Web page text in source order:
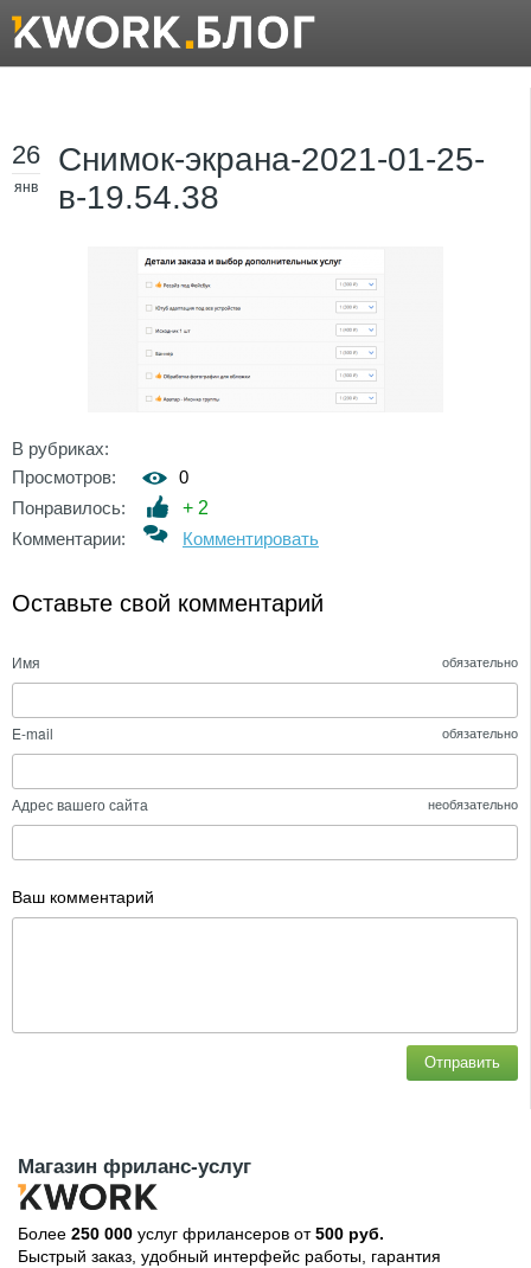
26
янв
Снимок-экрана-2021-01-25-
в-19.54.38
В рубриках:
Просмотров:
0
Понравилось:
+ 2
Комментарии:
Комментировать
Оставьте свой комментарий
Имя обязательно
E-mail обязательно
Адрес вашего сайта необязательно
Ваш комментарий
Отправить
Магазин фриланс-услуг
Более 250 000 услуг фрилансеров от500 руб.
Быстрый заказ, удобный интерфейс работы, гарантия